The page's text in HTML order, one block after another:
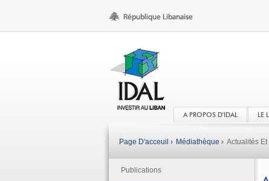
A PROPOS D'IDAL LE
Page D'acceuil › Médiathèque › Actualités
Publications